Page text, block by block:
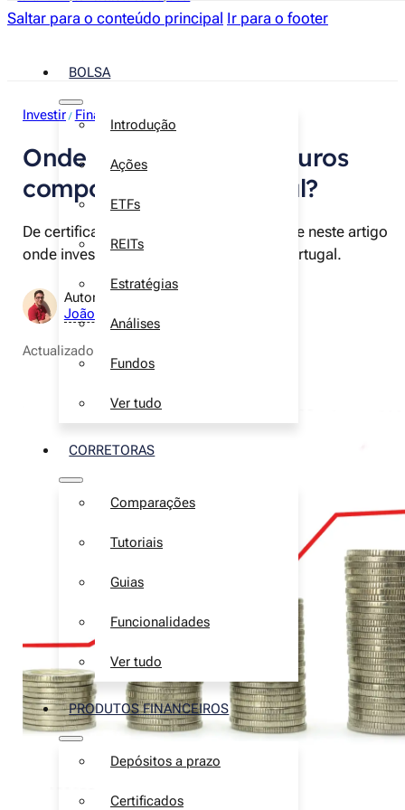
Saltar para o conteúdo principal Ir para o footer
BOLSA
Introdução
Ações
ETFs
REITs
Estratégias
Análises
Fundos
Ver tudo
CORRETORAS
Comparações
Tutoriais
Guias
Funcionalidades
Ver tudo
PRODUTOS FINANCEIROS
Depósitos a prazo
Certificados
Investir / Finanças pessoais
Onde investir para ter juros
compostos em Portugal?
De certificados de aforro a PPR, descobre neste artigo
onde investir em juros compostos em Portugal.
Autor:
João Neves
Actualizado a